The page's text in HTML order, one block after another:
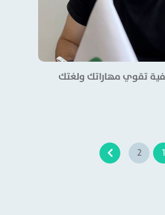
تقوي مهاراتك ولغتك
1
2